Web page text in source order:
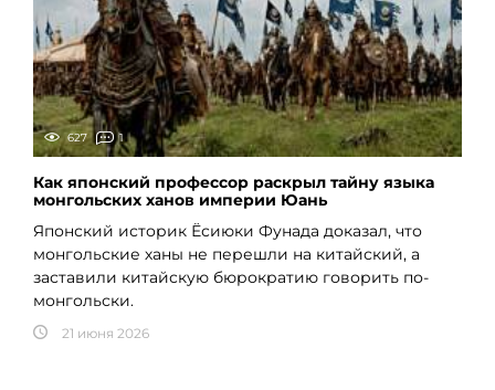
627 1
Как японский профессор раскрыл тайну языка
монгольских ханов империи Юань
Японский историк Ёсиюки Фунада доказал, что
монгольские ханы не перешли на китайский, а
заставили китайскую бюрократию говорить по-
монгольски.
21 июня 2026